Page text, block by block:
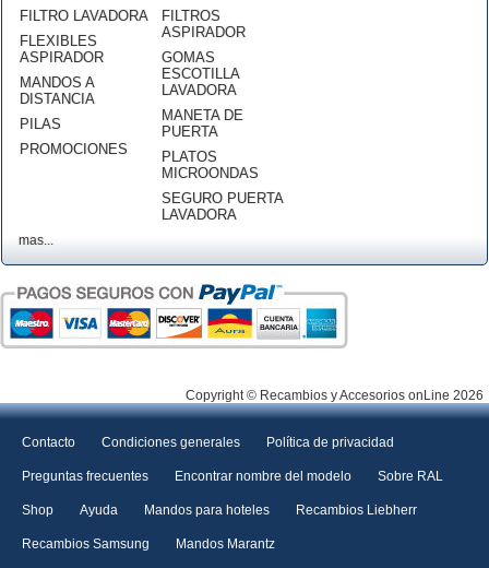
FILTRO LAVADORA
FLEXIBLES
ASPIRADOR
MANDOS A
DISTANCIA
PILAS
PROMOCIONES
FILTROS
ASPIRADOR
GOMAS
ESCOTILLA
LAVADORA
MANETA DE
PUERTA
PLATOS
MICROONDAS
SEGURO PUERTA
LAVADORA
mas...
Copyright © Recambios y Accesorios onLine 2026
Contacto Condiciones generales Política de privacidad
Preguntas frecuentes Encontrar nombre del modelo Sobre RAL
Shop Ayuda Mandos para hoteles Recambios Liebherr
Recambios Samsung Mandos Marantz